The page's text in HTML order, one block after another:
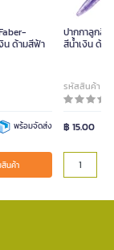
น ด้ามสีฟ้า
พร้อมจัดส่ง
นค้า
ปากกาลูกลื่น
สีน้ำเงิน ด้า
รหัสสินค้า
฿ 15.00